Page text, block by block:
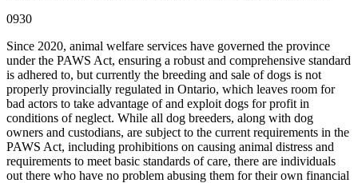
0930
Since 2020, animal welfare services have governed the province
under the PAWS Act, ensuring a robust and comprehensive standard
is adhered to, but currently the breeding and sale of dogs is not
properly provincially regulated in Ontario, which leaves room for
bad actors to take advantage of and exploit dogs for profit in
conditions of neglect. While all dog breeders, along with dog
owners and custodians, are subject to the current requirements in the
PAWS Act, including prohibitions on causing animal distress and
requirements to meet basic standards of care, there are individuals
out there who have no problem abusing them for their own financial